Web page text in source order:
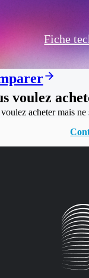
Fiche
voulez
acheter mais